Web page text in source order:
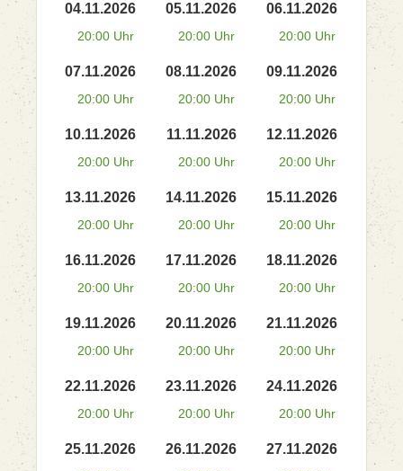
04.11.2026
20:00 Uhr
05.11.2026
20:00 Uhr
06.11.2026
20:00 Uhr
07.11.2026
20:00 Uhr
08.11.2026
20:00 Uhr
09.11.2026
20:00 Uhr
10.11.2026
20:00 Uhr
11.11.2026
20:00 Uhr
12.11.2026
20:00 Uhr
13.11.2026
20:00 Uhr
14.11.2026
20:00 Uhr
15.11.2026
20:00 Uhr
16.11.2026
20:00 Uhr
17.11.2026
20:00 Uhr
18.11.2026
20:00 Uhr
19.11.2026
20:00 Uhr
20.11.2026
20:00 Uhr
21.11.2026
20:00 Uhr
22.11.2026
20:00 Uhr
23.11.2026
20:00 Uhr
24.11.2026
20:00 Uhr
25.11.2026 26.11.2026 27.11.2026